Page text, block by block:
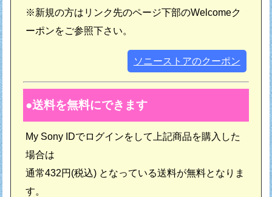
※新規の方はリンク先のページ下部のWelcomeク
ーポンをご参照下さい。
ソニーストアのクーポン
送料を無料にできます
My Sony IDでログインをして上記商品を購入した
場合は
通常432円(税込) となっている送料が無料となりま
す。